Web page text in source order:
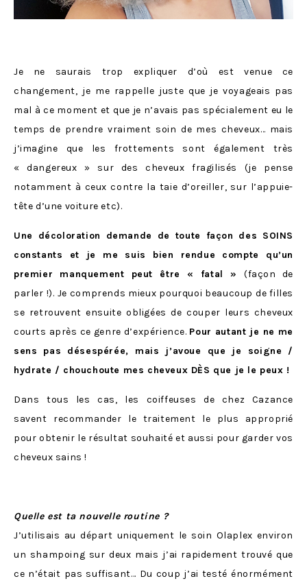
Je ne saurais trop expliquer d’où est venue ce
changement, je me rappelle juste que je voyageais pas
mal à ce moment et que je n’avais pas spécialement eu le
temps de prendre vraiment soin de mes cheveux… mais
j’imagine que les frottements sont également très
« dangereux » sur des cheveux fragilisés (je pense
notamment à ceux contre la taie d’oreiller, sur l’appuie-
tête d’une voiture etc).
Une décoloration demande de toute façon des SOINS
constants et je me suis bien rendue compte qu’un
premier manquement peut être « fatal » (façon de
parler !). Je comprends mieux pourquoi beaucoup de filles
se retrouvent ensuite obligées de couper leurs cheveux
courts après ce genre d’expérience. Pour autant je ne me
sens pas désespérée, mais j’avoue que je soigne /
hydrate / chouchoute mes cheveux DÈS que je le peux !
Dans tous les cas, les coiffeuses de chez Cazance
savent recommander le traitement le plus approprié
pour obtenir le résultat souhaité et aussi pour garder vos
cheveux sains !
Quelle est ta nouvelle routine ?
J’utilisais au départ uniquement le soin Olaplex environ
un shampoing sur deux mais j’ai rapidement trouvé que
ce n’était pas suffisant… Du coup j’ai testé énormément